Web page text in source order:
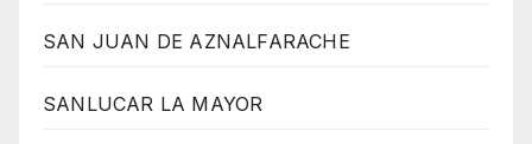
SAN JUAN DE AZNALFARACHE
SANLUCAR LA MAYOR